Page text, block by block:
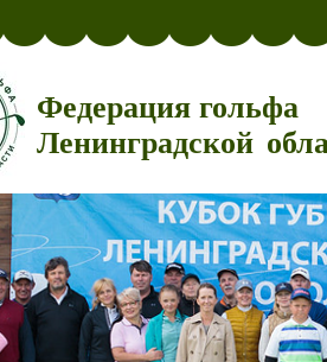
Федерация гольфа
Ленинградской